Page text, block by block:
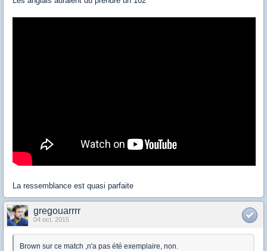
La ressemblance est quasi parfaite
gregouarrrr
04 oct. 2015
Brown sur ce match ,n'a pas été exemplaire, non.